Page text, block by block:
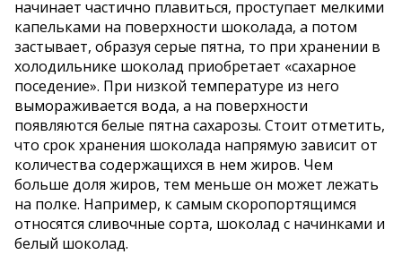
начинает частично плавиться, проступает мелкими
капельками на поверхности шоколада, а потом
застывает, образуя серые пятна, то при хранении в
холодильнике шоколад приобретает «сахарное
поседение». При низкой температуре из него
вымораживается вода, а на поверхности
появляются белые пятна сахарозы. Стоит отметить,
что срок хранения шоколада напрямую зависит от
количества содержащихся в нем жиров. Чем
больше доля жиров, тем меньше он может лежать
на полке. Например, к самым скоропортящимся
относятся сливочные сорта, шоколад с начинками и
белый шоколад.